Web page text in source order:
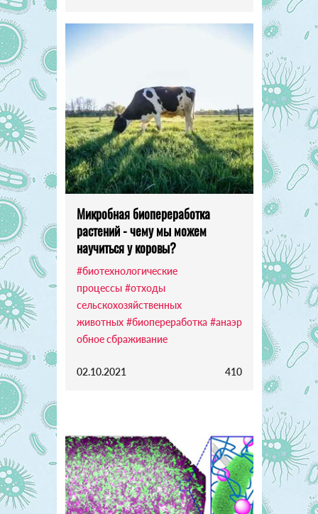
Микробная биопереработка
растений - чему мы можем
научиться у коровы?
#биотехнологические
процессы #отходы
сельскохозяйственных
животных #биопереработка #анаэр
обное сбраживание
02.10.2021 410